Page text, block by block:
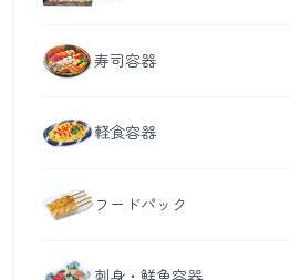
寿司容器
軽食容器
フードパック